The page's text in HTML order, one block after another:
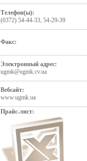
Телефон(ы):
(0372) 54-44-33, 54-29-39
Факс:
Электронный адрес:
ugmk@ugmk.cv.ua
Вебсайт:
www.ugmk.ua
Прайс-лист: